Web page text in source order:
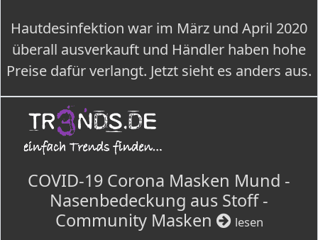
Hautdesinfektion war im März und April 2020
überall ausverkauft und Händler haben hohe
Preise dafür verlangt. Jetzt sieht es anders aus.
COVID-19 Corona Masken Mund -
Nasenbedeckung aus Stoff -
Community Masken
lesen